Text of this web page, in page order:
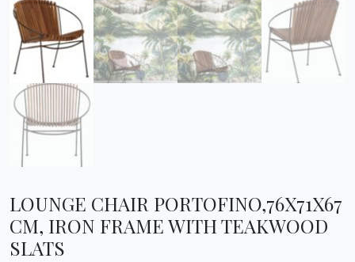
LOUNGE CHAIR PORTOFINO,76X71X67
CM, IRON FRAME WITH TEAKWOOD
SLATS